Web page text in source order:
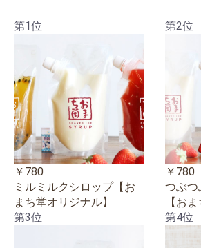
第1位
￥780
ミルミルクシロップ【お
まち堂オリジナル】
第2位
￥780
つぶつ
【お
第3位
第4位